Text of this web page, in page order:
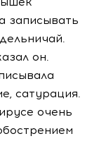
записывать
он.
сатурация.
очень